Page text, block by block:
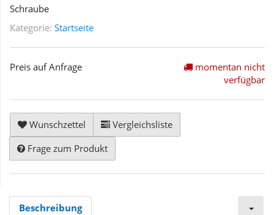
Schraube
Kategorie: Startseite
Preis auf Anfrage
momentan nicht
verfügbar
Wunschzettel
Vergleichsliste
Frage zum Produkt
Beschreibung